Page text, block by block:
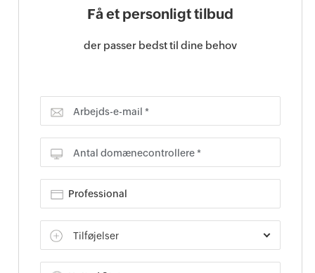
Få et personligt tilbud
der passer bedst til dine behov
Arbejds-e-mail *
Antal domænecontrollere *
Tilføjelser